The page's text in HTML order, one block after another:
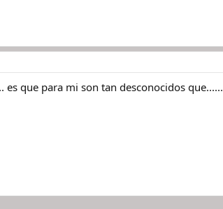
es que para mi son tan desconocidos que......